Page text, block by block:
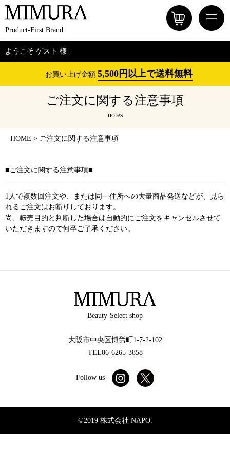
Product-First Brand
ようこそ ゲスト 様
お買い上げ金額 5,500円以上で送料無料
ご注文に関する注意事項
notes
HOME ご注文に関する注意事項
■ご注文に関する注意事項■
1人で複数回注文や、または同一住所への大量商品発送などが、見ら
れるご注文はお断りしております。
尚、転売目的と判断した場合は自動的にご注文をキャンセルさせて
いただきますので何卒ご了承ください。
Beauty-Select shop
大阪市中央区博労町1-7-2-102
TEL06-6265-3858
Follow us
©2019 株式会社 NAPO.